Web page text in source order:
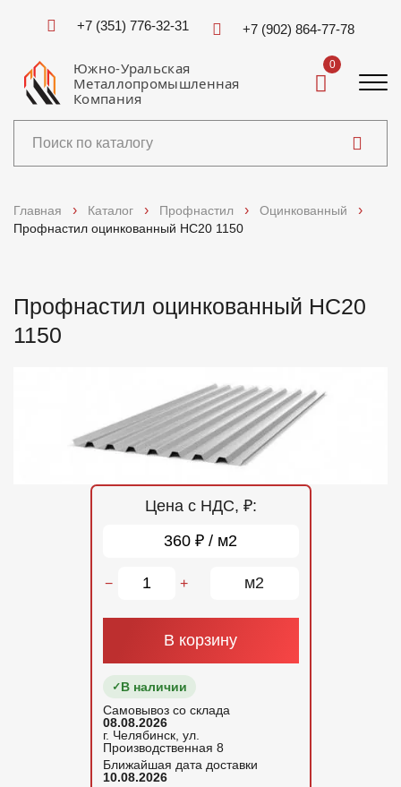
+7 (351) 776-32-31 +7 (902) 864-77-78
Южно-Уральская
Металлопромышленная
Компания
0
Доставка и оплата
Главная Каталог Профнастил
Оцинкованный
Профнастил оцинкованный НС20 1150
Профнастил оцинкованный НС20
1150
Цена с НДС, ₽:
360 ₽ / м2
− + м2
В корзину
В наличии
Самовывоз со склада
08.08.2026
г. Челябинск, ул.
Производственная 8
Ближайшая дата доставки
10.08.2026